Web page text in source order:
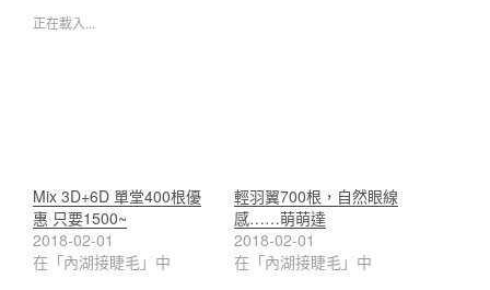
正在載入...
Mix 3D+6D 單堂400根優
惠 只要1500~
2018-02-01
在「內湖接睫毛」中
輕羽翼700根，自然眼線
感……萌萌達
2018-02-01
在「內湖接睫毛」中